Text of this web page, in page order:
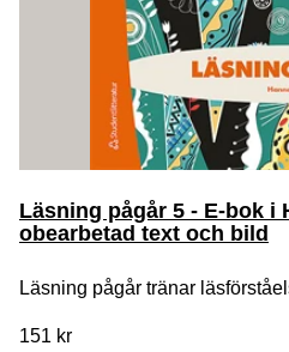
Läsning pågår 5 - E-bok i
obearbetad text och bild
Läsning pågår tränar
151 kr